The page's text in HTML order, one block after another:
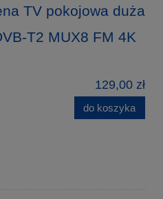
TV pokojowa duża
T2 MUX8 FM 4K
129,00 zł
do koszyka